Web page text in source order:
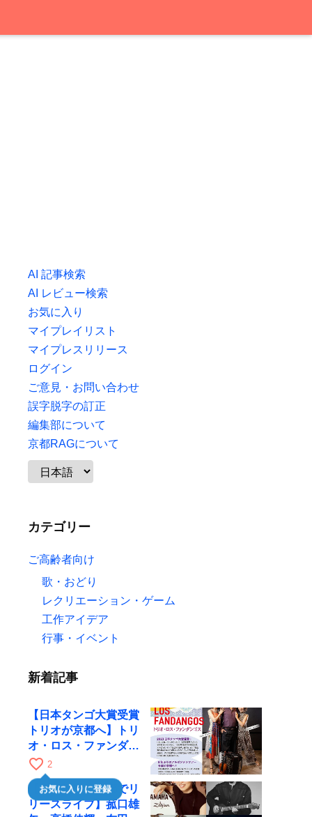
AI 記事検索
AI レビュー検索
お気に入り
マイプレイリスト
マイプレスリリース
ログイン
ご意見・お問い合わせ
誤字脱字の訂正
編集部について
京都RAGについて
カテゴリー
ご高齢者向け
歌・おどり
レクリエーション・ゲーム
工作アイデア
行事・イベント
新着記事
【日本タンゴ大賞受賞
トリオが京都へ】トリ
オ・ロス・ファンダン
ゴスが10月9日にRAG
で公演
favorite_border 2
お気に入りに登録
【川口千里、京都でリ
リースライブ】菰口雄